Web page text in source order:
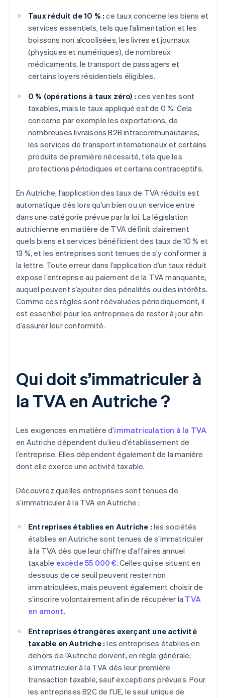
Taux réduit de 10 % : ce taux concerne les biens et
services essentiels, tels que l’alimentation et les
boissons non alcoolisées, les livres et journaux
(physiques et numériques), de nombreux
médicaments, le transport de passagers et
certains loyers résidentiels éligibles.
0 % (opérations à taux zéro) : ces ventes sont
taxables, mais le taux appliqué est de 0 %. Cela
concerne par exemple les exportations, de
nombreuses livraisons B2B intracommunautaires,
les services de transport internationaux et certains
produits de première nécessité, tels que les
protections périodiques et certains contraceptifs.
En Autriche, l’application des taux de TVA réduits est
automatique dès lors qu’un bien ou un service entre
dans une catégorie prévue par la loi. La législation
autrichienne en matière de TVA définit clairement
quels biens et services bénéficient des taux de 10 % et
13 %, et les entreprises sont tenues de s’y conformer à
la lettre. Toute erreur dans l’application d’un taux réduit
expose l’entreprise au paiement de la TVA manquante,
auquel peuvent s’ajouter des pénalités ou des intérêts.
Comme ces règles sont réévaluées périodiquement, il
est essentiel pour les entreprises de rester à jour afin
d’assurer leur conformité.
Qui doit s’immatriculer à
la TVA en Autriche ?
Les exigences en matière d’immatriculation à la TVA
en Autriche dépendent du lieu d’établissement de
l’entreprise. Elles dépendent également de la manière
dont elle exerce une activité taxable.
Découvrez quelles entreprises sont tenues de
s’immatriculer à la TVA en Autriche :
Entreprises établies en Autriche : les sociétés
établies en Autriche sont tenues de s’immatriculer
à la TVA dès que leur chiffre d’affaires annuel
taxable excède 55 000 €. Celles qui se situent en
dessous de ce seuil peuvent rester non
immatriculées, mais peuvent également choisir de
s’inscrire volontairement afin de récupérer la TVA
en amont.
Entreprises étrangères exerçant une activité
taxable en Autriche : les entreprises établies en
dehors de l’Autriche doivent, en règle générale,
s’immatriculer à la TVA dès leur première
transaction taxable, sauf exceptions prévues. Pour
les entreprises B2C de l’UE, le seuil unique de